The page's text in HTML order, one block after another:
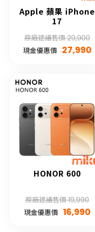
Apple 蘋果 iPhone
17
原廠建議售價 29,900
現金優惠價 27,990
HONOR 600
原廠建議售價 19,990
現金優惠價 16,990